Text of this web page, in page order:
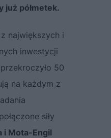
już półmetek.
największych i
inwestycji
50
na każdym z
siły
i Mota-Engil